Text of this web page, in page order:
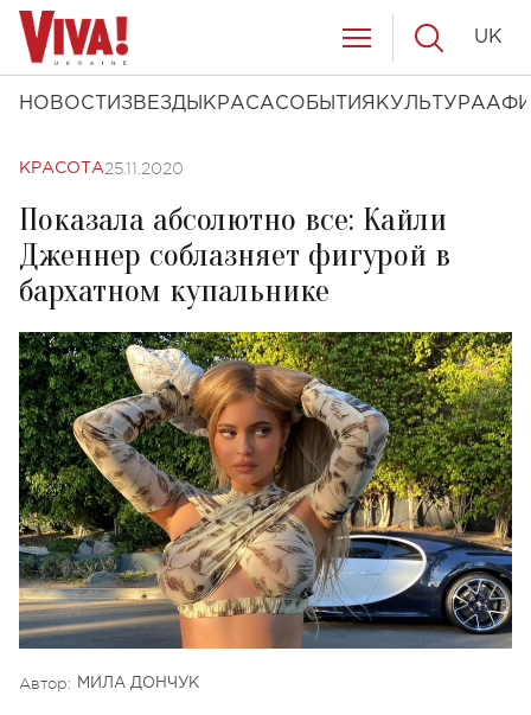
НОВОСТИ ЗВЕЗДЫ КРАСАСОБЫТИЯ КУЛЬТУРА
UK
КРАСОТА25.11.2020
Показала абсолютно все: Кайли
Дженнер соблазняет фигурой в
бархатном купальнике
Автор: МИЛА ДОНЧУК